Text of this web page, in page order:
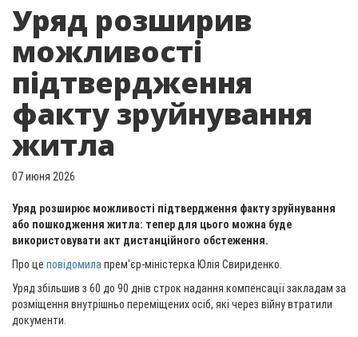
Уряд розширив
можливості
підтвердження
факту зруйнування
житла
07 июня 2026
Уряд розширює можливості підтвердження факту зруйнування
або пошкодження житла: тепер для цього можна буде
використовувати акт дистанційного обстеження.
Про це повідомила прем'єр-міністерка Юлія Свириденко.
Уряд збільшив з 60 до 90 днів строк надання компенсації закладам за
розміщення внутрішньо переміщених осіб, які через війну втратили
документи.